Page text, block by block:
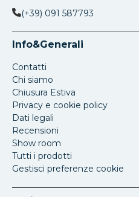
(+39) 091 587793
Info&Generali
Contatti
Chi siamo
Chiusura Estiva
Privacy e cookie policy
Dati legali
Recensioni
Show room
Tutti i prodotti
Gestisci preferenze cookie